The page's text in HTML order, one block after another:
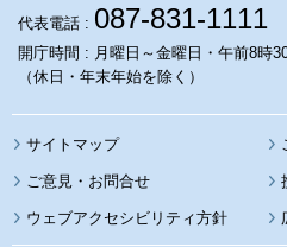
代表電話 : 087-831-1111
開庁時間 : 月曜日～金曜日・午前8時
（休日・年末年始を除く）
サイトマップ
ウェブアクセシビリティ方針